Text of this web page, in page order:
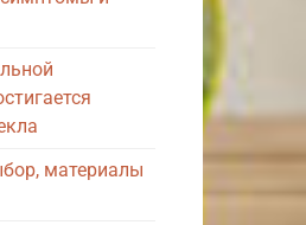
материалы